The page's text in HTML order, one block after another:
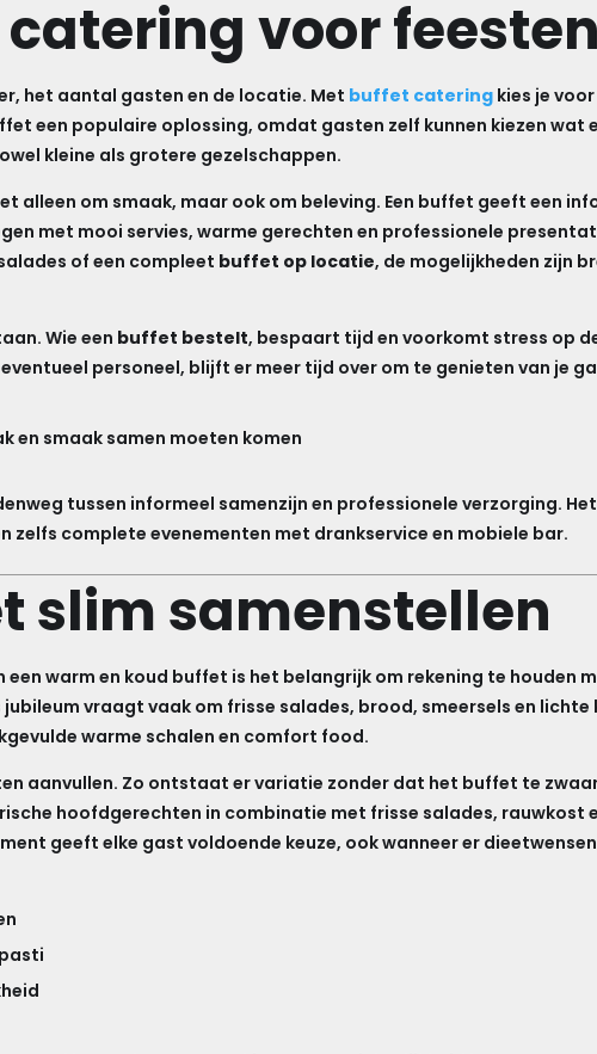
voor feesten
het aantal gasten en de locatie. Met buffet catering kies je
een populaire oplossing, omdat gasten zelf kunnen kiezen wat
kleine als grotere gezelschappen.
alleen om smaak, maar ook om beleving. Een buffet geeft een
met mooi servies, warme gerechten en professionele
of een compleet buffet op locatie, de mogelijkheden zijn
Wie een buffet bestelt, bespaart tijd en voorkomt stress op
personeel, blijft er meer tijd over om te genieten van je
en smaak samen moeten komen
tussen informeel samenzijn en professionele verzorging.
complete evenementen met drankservice en mobiele bar.
slim samenstellen
warm en koud buffet is het belangrijk om rekening te houden
vraagt vaak om frisse salades, brood, smeersels en lichte
warme schalen en comfort food.
aanvullen. Zo ontstaat er variatie zonder dat het buffet te
hoofdgerechten in combinatie met frisse salades, rauwkost
geeft elke gast voldoende keuze, ook wanneer er